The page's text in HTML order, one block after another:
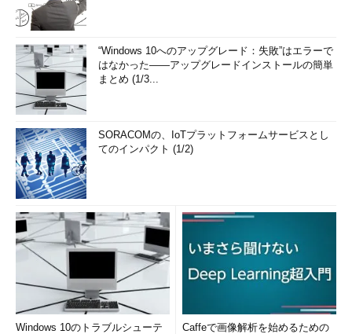
“Windows 10へのアップグレード：失敗”はエラーで
はなかった――アップグレードインストールの簡単
まとめ (1/3...
SORACOMの、IoTプラットフォームサービスとし
てのインパクト (1/2)
Windows 10のトラブルシューテ
Caffeで画像解析を始めるための